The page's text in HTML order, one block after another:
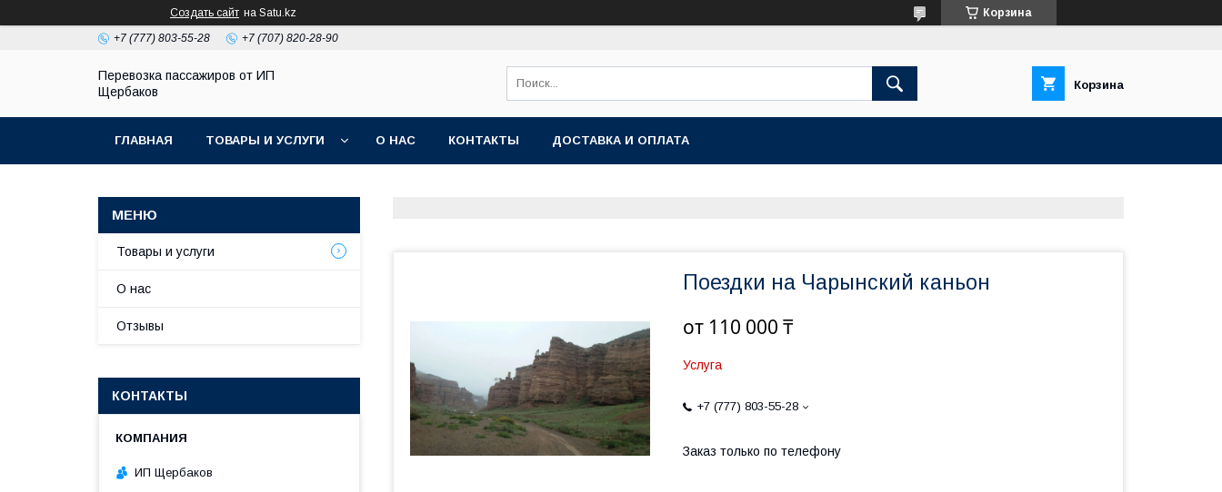
Создать сайт на Satu.kz Корзина
+7 (777) 803-55-28 +7 (707) 820-28-90
Перевозка пассажиров от ИП
Щербаков
Корзина
ГЛАВНАЯ ТОВАРЫ И УСЛУГИ О НАС КОНТАКТЫ ДОСТАВКА И ОПЛАТА
Поездки на Чарынский каньон
от 110 000 ₸
Услуга
+7 (777) 803-55-28
Заказ только по телефону
Товары и услуги
О нас
Отзывы
КОНТАКТЫ
ИП Щербаков